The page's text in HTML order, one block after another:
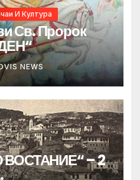
И Култура
Св. Пророк
NEWS
– 2